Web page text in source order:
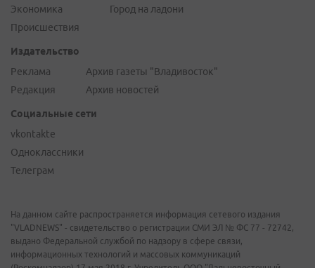
Экономика
Происшествия
Город на ладони
Издательство
Реклама
Редакция
Архив газеты "Владивосток"
Архив новостей
Социальные сети
vkontakte
Одноклассники
Телеграм
На данном сайте распространяется информация сетевого издания
"VLADNEWS" - свидетельство о регистрации СМИ ЭЛ № ФС 77 - 72742,
выдано Федеральной службой по надзору в сфере связи,
информационных технологий и массовых коммуникаций